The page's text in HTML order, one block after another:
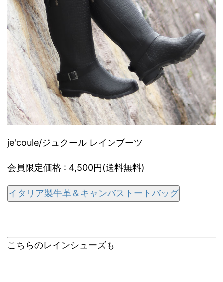
je'coule/ジュクール レインブーツ
会員限定価格 : 4,500円(送料無料)
イタリア製牛革＆キャンバストートバッグ
こちらのレインシューズも